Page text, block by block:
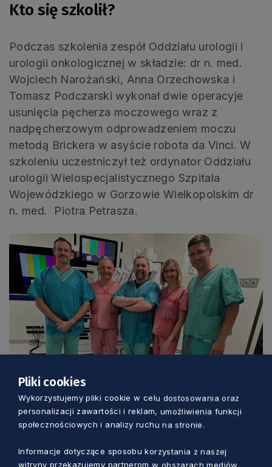
Kto się szkolił?
Podczas szkolenia zespół Oddziału urologii i
urologii onkologicznej w składzie: dr n. med.
Wojciech Narożański, Anna Orzechowska i
Tomasz Podczarski wykonał dwie operacyje
usunięcia pęcherza moczowego wraz z
nadpęcherzowym odprowadzeniem moczu
metodą Brickera w asyście robota da Vinci. W
szkoleniu uczestniczył też ordynator Oddziału
urologii Wielospecjalistycznego Szpitala
Wojewódzkiego w Gorzowie Wielkopolskim dr
n. med. Piotra Petrasza.
Jak podkreśla rzeczniczka spółki Copernicus
Katarzyna Brozek spotkanie zaowocowało
Pliki cookies
Wykorzystujemy pliki cookie w celu dostosowania oraz
personalizacji zawartości i reklam, umożliwienia funkcji
społecznościowych i analizy ruchu na stronie.
Informacje dotyczące sposobu korzystania z naszej
witryny przekazujemy partnerom w obszarach mediów